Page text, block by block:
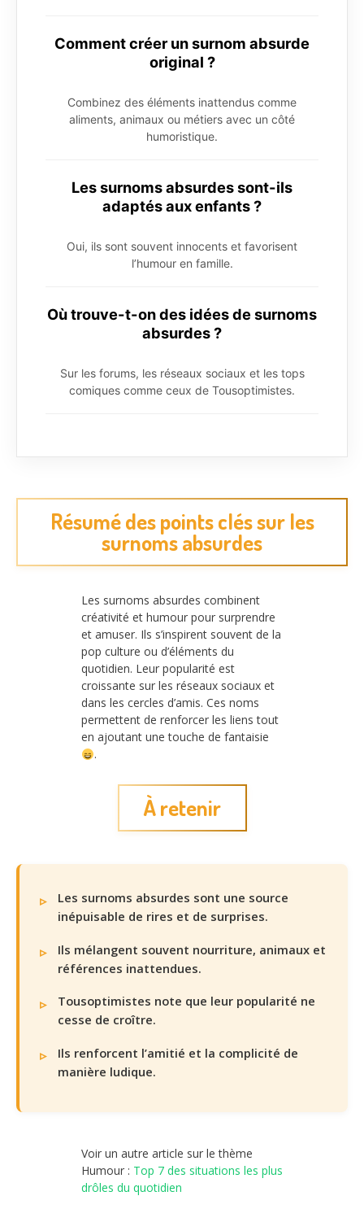
Comment créer un surnom absurde
original ?
Combinez des éléments inattendus comme
aliments, animaux ou métiers avec un côté
humoristique.
Les surnoms absurdes sont-ils
adaptés aux enfants ?
Oui, ils sont souvent innocents et favorisent
l’humour en famille.
Où trouve-t-on des idées de surnoms
absurdes ?
Sur les forums, les réseaux sociaux et les tops
comiques comme ceux de Tousoptimistes.
Résumé des points clés sur les
surnoms absurdes
Les surnoms absurdes combinent
créativité et humour pour surprendre
et amuser. Ils s’inspirent souvent de la
pop culture ou d’éléments du
quotidien. Leur popularité est
croissante sur les réseaux sociaux et
dans les cercles d’amis. Ces noms
permettent de renforcer les liens tout
en ajoutant une touche de fantaisie
.
À retenir
Les surnoms absurdes sont une source
inépuisable de rires et de surprises.
Ils mélangent souvent nourriture, animaux et
références inattendues.
Tousoptimistes note que leur popularité ne
cesse de croître.
Ils renforcent l’amitié et la complicité de
manière ludique.
Voir un autre article sur le thème
Humour : Top 7 des situations les plus
drôles du quotidien